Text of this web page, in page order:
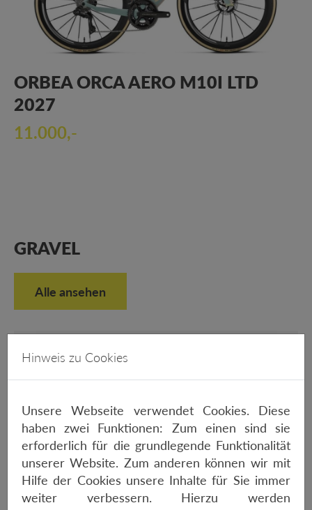
ORBEA ORCA AERO M10I LTD
2027
11.000,-
GRAVEL
Alle ansehen
Hinweis zu Cookies
Unsere Webseite verwendet Cookies. Diese
haben zwei Funktionen: Zum einen sind sie
erforderlich für die grundlegende Funktionalität
unserer Website. Zum anderen können wir mit
Hilfe der Cookies unsere Inhalte für Sie immer
weiter verbessern. Hierzu werden